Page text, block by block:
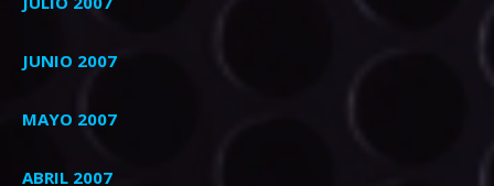
JUNIO 2007
MAYO 2007
ABRIL 2007